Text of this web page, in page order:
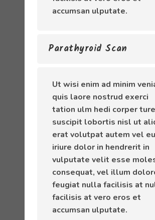
accumsan ulputate.
Parathyroid Scan
Ut wisi enim ad minim
quis laore nostrud exerci
tation ulm hedi corper
suscipit lobortis nisl ut
erat volutpat autem vel
iriure dolor in hendrerit in
vulputate velit esse
consequat, vel illum
feugiat nulla facilisis at
facilisis at vero eros et
accumsan ulputate.